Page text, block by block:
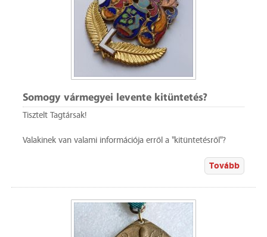
Somogy vármegyei levente kitüntetés?
Tisztelt Tagtársak!
Valakinek van valami információja erről a "kitüntetésről"?
Tovább